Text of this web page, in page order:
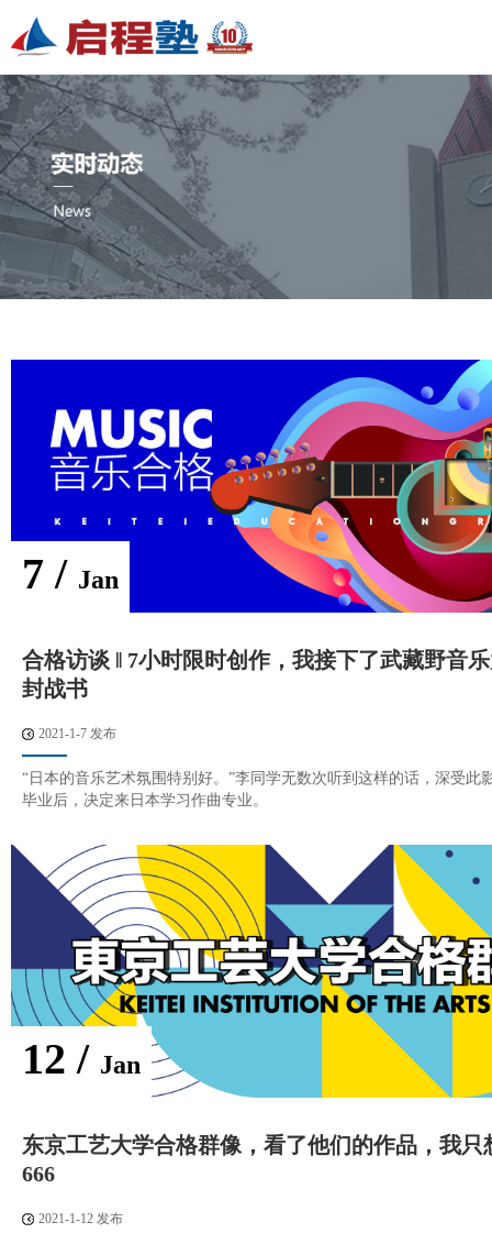
7 / Jan
合格访谈 ‖ 7小时限时创作，我接下了武藏野音
封战书
2021-1-7 发布
“日本的音乐艺术氛围特别好。”李同学无数次听到这样的话，深受此
毕业后，决定来日本学习作曲专业。
12 / Jan
东京工艺大学合格群像，看了他们的作品，我只
666
2021-1-12 发布